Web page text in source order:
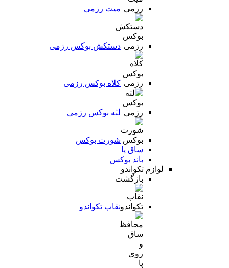
میت رزمی
دستکش بوکس رزمی
کلاه بوکس رزمی
لثه بوکس رزمی
شورت بوکس
ساق پا
باند بوکس
لوازم تکواندو
بازگشت
نقاب تکواندو